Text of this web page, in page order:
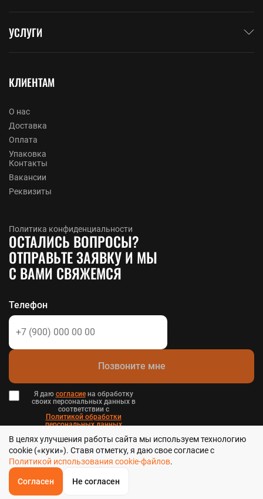
ОБРАТНЫЙЗВОНОК
УСЛУГИ
КЛИЕНТАМ
О нас
Доставка
Оплата
Упаковка
Контакты
Вакансии
Реквизиты
Политика конфиденциальности
ОСТАЛИСЬ ВОПРОСЫ?
ОТПРАВЬТЕ ЗАЯВКУ И МЫ
С ВАМИ СВЯЖЕМСЯ
Телефон
Позвоните мне
Я даю согласиена обработку
своих персональных данных в
соответствии с
Политикой обработки
персональных данных
Пользовательским соглашением .
Стальтека - библиотека стальных решений в Хабаровске, 2026
Главная
В целях улучшения работы сайта мы используем технологию
cookie («куки»). Ставя отметку, я даю свое согласие с
Политикой использования cookie-файлов.
Согласен Не согласен